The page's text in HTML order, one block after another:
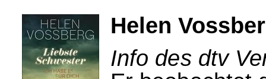
Helen
Info des dtv